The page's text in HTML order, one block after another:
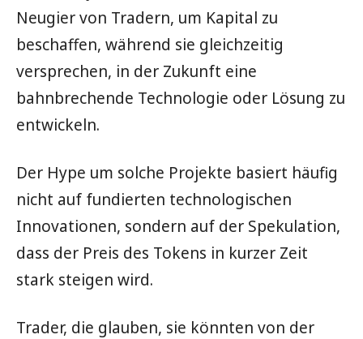
Neugier von Tradern, um Kapital zu
beschaffen, während sie gleichzeitig
versprechen, in der Zukunft eine
bahnbrechende Technologie oder Lösung zu
entwickeln.
Der Hype um solche Projekte basiert häufig
nicht auf fundierten technologischen
Innovationen, sondern auf der Spekulation,
dass der Preis des Tokens in kurzer Zeit
stark steigen wird.
Trader, die glauben, sie könnten von der